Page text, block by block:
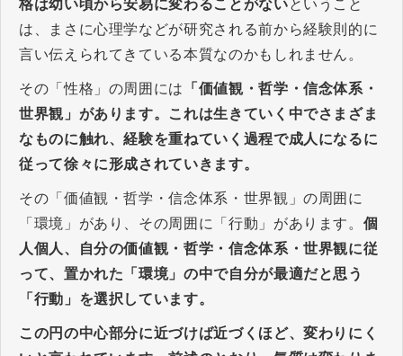
格は幼い頃から安易に変わることがないということ
は、まさに心理学などが研究される前から経験則的に
言い伝えられてきている本質なのかもしれません。
その「性格」の周囲には
「価値観・哲学・信念体系・
世界観」があります。これは生きていく中でさまざま
なものに触れ、経験を重ねていく過程で成人になるに
従って徐々に形成されていきます。
その「価値観・哲学・信念体系・世界観」の周囲に
「環境」があり、その周囲に「行動」があります。 個
人個人、自分の価値観・哲学・信念体系・世界観に従
って、置かれた「環境」の中で自分が最適だと思う
「行動」を選択しています。
この円の中心部分に近づけば近づくほど、変わりにく